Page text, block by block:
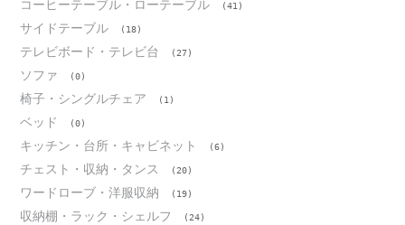
コーヒーテーブル・ローテーブル (41)
サイドテーブル (18)
テレビボード・テレビ台 (27)
ソファ (0)
椅子・シングルチェア (1)
ベッド (0)
キッチン・台所・キャビネット (6)
チェスト・収納・タンス (20)
ワードローブ・洋服収納 (19)
収納棚・ラック・シェルフ (24)